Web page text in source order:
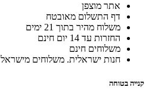
אתר מוצפן
דף התשלום מאובטח
משלוח מהיר בתוך 21 ימים
החזרות עד 14 יום חינם
משלוחים חינם
חנות ישראלית. משלוחים מישראל
קנייה בטוחה